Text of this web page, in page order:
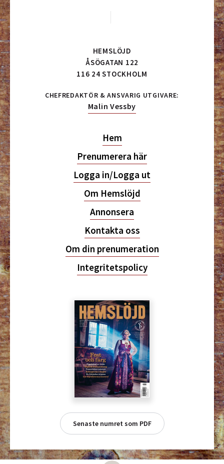
HEMSLÖJD
ÅSÖGATAN 122
116 24 STOCKHOLM
CHEFREDAKTÖR & ANSVARIG UTGIVARE:
Malin Vessby
Hem
Prenumerera här
Logga in/Logga ut
Om Hemslöjd
Annonsera
Kontakta oss
Om din prenumeration
Integritetspolicy
Senaste numret som PDF